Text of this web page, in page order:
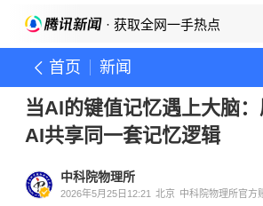
· 获取全网一手热点
首页 新闻
当AI的键值记忆遇上大脑
AI共享同一套记忆逻辑
中科院物理所
2026年5月25日12:21 北京 中科院物理所官方